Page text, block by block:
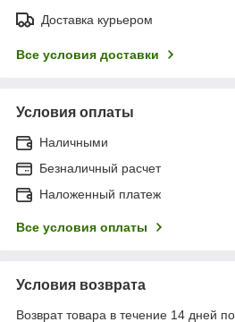
Доставка курьером
Все условия доставки
Условия оплаты
Наличными
Безналичный расчет
Наложенный платеж
Все условия оплаты
Условия возврата
Возврат товара в течение 14 дней